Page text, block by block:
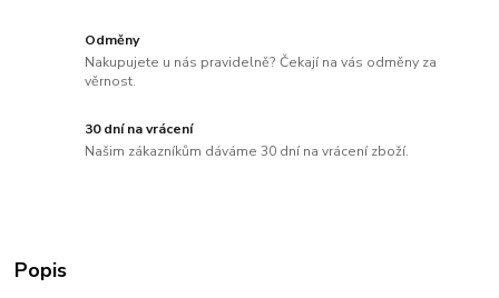
Odměny
Nakupujete u nás pravidelně? Čekají na vás odměny za
věrnost.
30 dní na vrácení
Našim zákazníkům dáváme 30 dní na vrácení zboží.
Popis